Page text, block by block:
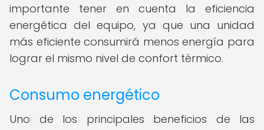
importante tener en cuenta la eficiencia
energética del equipo, ya que una unidad
más eficiente consumirá menos energía para
lograr el mismo nivel de confort térmico.
Consumo energético
Uno de los principales beneficios de las